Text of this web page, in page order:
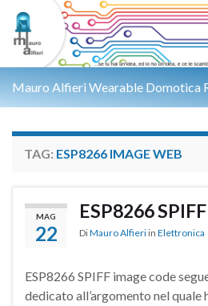
Mauro Alfieri Wearable Domotica
TAG: ESP8266 IMAGE WEB
MAG
22
ESP8266
DiMauro Alfieri in Elettronica
ESP8266 SPIFF image code
dedicato all’argomento nel